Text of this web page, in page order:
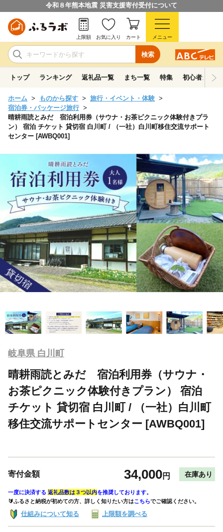
令和８年熊本地震 災害支援寄付受付について
検索
上限額 お気に入り カート メニュー
トップ ランキング 返礼品一覧 まち一覧 特集 初心者ガイド
ホーム ものから探す
旅行・イベント・体験
宿泊券・パッケージ旅行
晴耕雨読とみだ 宿泊利用券（サウナ・お茶ピクニック体験付きプラ
ン） 宿泊 チケット 貸切宿 白川町 / （一社）白川町移住交流サポート
センター [AWBQ001]
岐阜県 白川町
晴耕雨読とみだ 宿泊利用券（サウナ・
お茶ピクニック体験付きプラン） 宿泊
チケット 貸切宿 白川町 / （一社）白川町
移住交流サポートセンター [AWBQ001]
寄付金額 34,000円 在庫あり
一度に決済する 返礼品数は３つ以内を推奨しております。
🔰ふるさと納税が初めての方、詳しく知りたい方はこちらでご確認ください。
仕組みについて知る 上限額を調べる